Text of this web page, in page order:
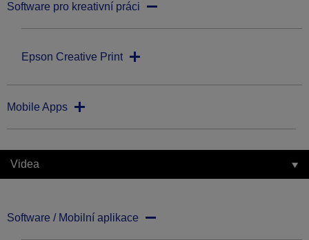
Software pro kreativní práci
Epson Creative Print
Mobile Apps
Videa
Software / Mobilní aplikace